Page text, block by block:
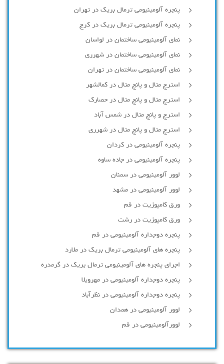
پنجره آلومینیومی ترمال بریک در تهران
پنجره آلومینیومی ترمال بریک در کرج
نمای آلومینیومی ساختمان در لواسان
نمای آلومینیومی ساختمان در شهرری
نمای آلومینیومی ساختمان در تهران
استرچ متال و پانچ متال در کمالشهر
استرچ متال و پانچ متال در حصارك
استرچ و پانچ متال در شمس آباد
استرچ متال و پانچ متال در شهرری
پنجره آلومینیومی در کردان
پنجره آلومینیومی در جاده ساوه
لوور آلومینیومی در سمنان
لوور آلومینیومی در مشهد
ورق کامپوزیت در قم
ورق کامپوزیت در رشت
پنجره دوجداره آلومينيومی در قم
پنجره های آلومینیومی ترمال بریک در ملارد
اجرای پنجره های آلومینیومی ترمال بریک در گرمدره
پنجره دوجداره آلومینیومی در مهرویلا
پنجره دوجداره آلومینیومی در نظرآباد
لوور آلومینیومی در همدان
لوورآلومینیومی در قم